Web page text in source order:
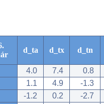
d_ta d_tx d_tn
4.0 7.4 0.8
1.1 4.9 -1.3
-1.2 0.2 -2.7